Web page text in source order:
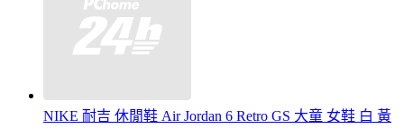
NIKE 耐吉 休閒鞋 Air Jordan 6 Retro GS 大童 女鞋 白 黃